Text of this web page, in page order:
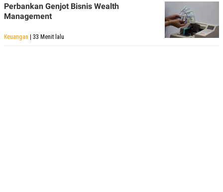
Perbankan Genjot Bisnis Wealth
Management
Keuangan | 33 Menit lalu